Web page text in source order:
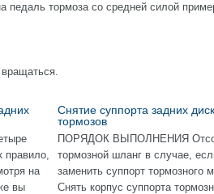
педаль тормоза со средней силой
правило,
на
вы
Снятие суппорта задних
тормозов
ПОРЯДОК ВЫПОЛНЕНИЯ
тормозной шланг в случае,
заменить суппорт тормозного
Снять корпус суппорта